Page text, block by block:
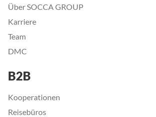
Über SOCCA GROUP
Karriere
Team
DMC
B2B
Kooperationen
Reisebüros